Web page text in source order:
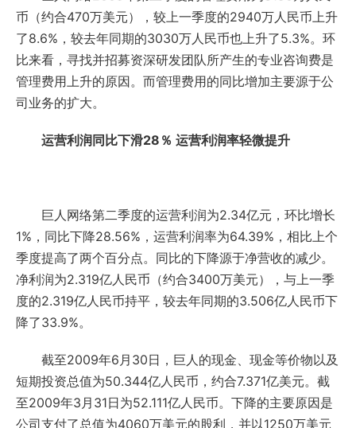
币（约合470万美元），较上一季度的2940万人民币上升
了8.6%，较去年同期的3030万人民币也上升了5.3%。环
比来看，寻找并招募资深研发团队所产生的专业咨询费是
管理费用上升的原因。而管理费用的同比增加主要源于公
司业务的扩大。
运营利润同比下滑28％ 运营利润率轻微提升
巨人网络第二季度的运营利润为2.34亿元，环比增长
1%，同比下降28.56%，运营利润率为64.39%，相比上个
季度提高了两个百分点。同比的下降源于净营收的减少。
净利润为2.319亿人民币（约合3400万美元），与上一季
度的2.319亿人民币持平，较去年同期的3.506亿人民币下
降了33.9%。
截至2009年6月30日，巨人的现金、现金等价物以及
短期投资总值为50.344亿人民币，约合7.371亿美元。截
至2009年3月31日为52.111亿人民币。下降的主要原因是
公司支付了总值为4060万美元的股利，并以1250万美元